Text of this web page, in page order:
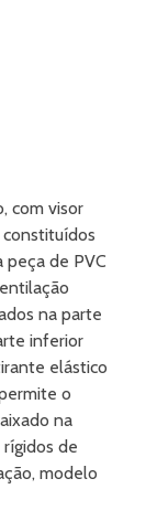
com visor
peça de PVC
na parte
inferior
elástico
o
na
de
modelo